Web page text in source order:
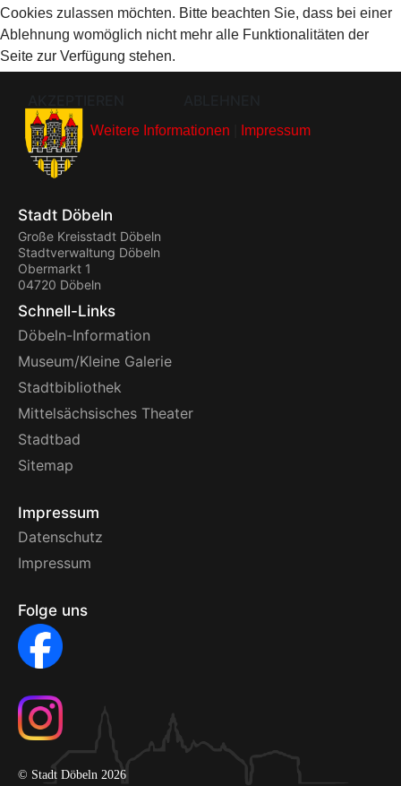
Stadt Döbeln
Große Kreisstadt Döbeln
Stadtverwaltung Döbeln
Obermarkt 1
04720 Döbeln
Schnell-Links
Döbeln-Information
Museum/Kleine Galerie
Stadtbibliothek
Mittelsächsisches Theater
Stadtbad
Sitemap
Impressum
Datenschutz
Impressum
Folge uns
© Stadt Döbeln 2026
Cookies zulassen möchten. Bitte beachten Sie, dass bei einer
Ablehnung womöglich nicht mehr alle Funktionalitäten der
Seite zur Verfügung stehen.
Weitere Informationen Impressum